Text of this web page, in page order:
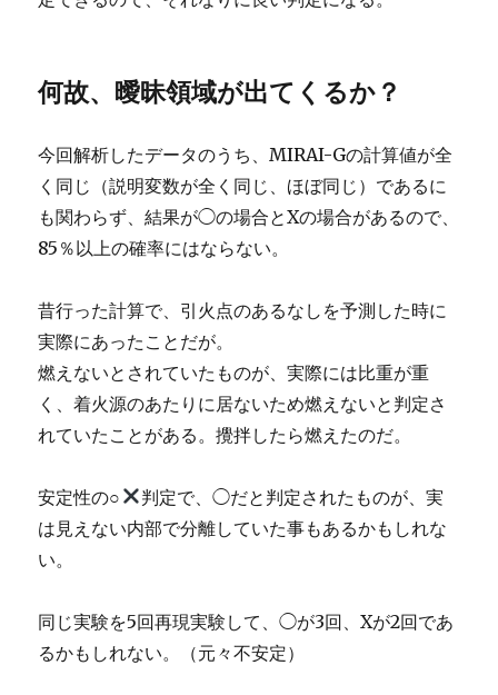
何故、曖昧領域が出てくるか？
今回解析したデータのうち、MIRAI-Gの計算値が全
く同じ（説明変数が全く同じ、ほぼ同じ）であるに
も関わらず、結果が◯の場合とXの場合があるので、
85％以上の確率にはならない。
昔行った計算で、引火点のあるなしを予測した時に
実際にあったことだが。
燃えないとされていたものが、実際には比重が重
く、着火源のあたりに居ないため燃えないと判定さ
れていたことがある。攪拌したら燃えたのだ。
安定性の○
判定で、◯だと判定されたものが、実
は見えない内部で分離していた事もあるかもしれな
い。
同じ実験を5回再現実験して、◯が3回、Xが2回であ
るかもしれない。（元々不安定）